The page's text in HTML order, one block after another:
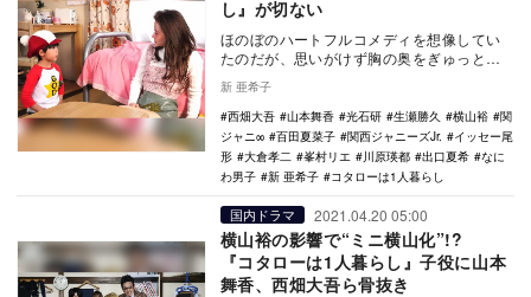
し』が切ない
ほのぼのハートフルコメディを想像してい
たのだが、思いがけず胸の奥をぎゅっと締
め付ける作品だった。4月24日にスタートし
た『コタロ…
新 亜希子
西畑大吾
山本舞香 光石研 生瀬勝久 横山裕
関
ジャニ∞
百田夏菜子 関西ジャニーズJr.
イッセー尾
形
大倉孝二 峯村リエ 川原瑛都 出口夏希
なに
わ男子
新 亜希子 コタローは1人暮らし
国内ドラマ 2021.04.20 05:00
横山裕の影響で“ミニ横山化”!?
『コタローは1人暮らし』子役に山本
舞香、西畑大吾ら骨抜き